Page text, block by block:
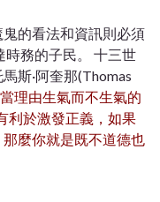
的看法和資訊則必須
務的子民。
十三世
馬斯·阿奎那(Thomas
理由生氣而不生氣的
利於激發正義，如果
麼你就是既不道德也